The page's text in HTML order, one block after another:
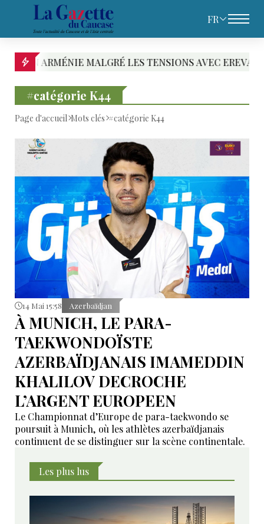
FR
MALGRÉ LES TENSIONS AVEC EREVAN
#catégorie K44
Page d'accueil Mots clés #catégorie K44
14 Mai 15:58 Azerbaïdjan
À MUNICH, LE PARA-
TAEKWONDOÏSTE
AZERBAÏDJANAIS IMAMEDDIN
KHALILOV DECROCHE
L’ARGENT EUROPEEN
Le Championnat d’Europe de para-taekwondo se
poursuit à Munich, où les athlètes azerbaïdjanais
continuent de se distinguer sur la scène continentale.
Les plus lus